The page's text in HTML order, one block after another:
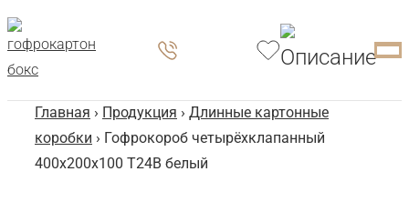
Главная › Продукция › Длинные картонные
коробки › Гофрокороб четырёхклапанный
400х200х100 Т24В белый